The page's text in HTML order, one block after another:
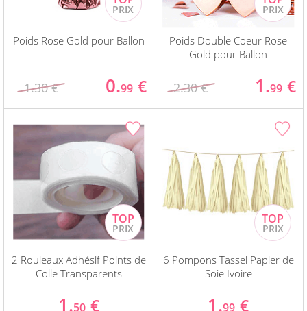
Poids Rose Gold pour Ballon
1.30 € 0.99 €
Poids Double Coeur Rose
Gold pour Ballon
2.30 € 1.99 €
2 Rouleaux Adhésif Points de
Colle Transparents
1.50 €
6 Pompons Tassel Papier de
Soie Ivoire
1.99 €